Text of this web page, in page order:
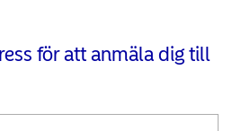
för att anmäla dig till